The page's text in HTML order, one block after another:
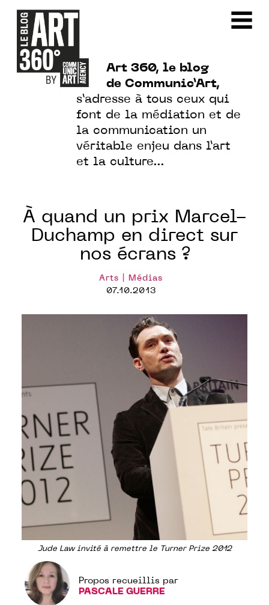
Art 360, le blog
de Communic’Art,
s’adresse à tous ceux qui
font de la médiation et de
la communication un
véritable enjeu dans l’art
et la culture…
À quand un prix Marcel-
Duchamp en direct sur
nos écrans ?
Arts | Médias
07.10.2013
Jude Law invité à remettre le Turner Prize 2012
Propos recueillis par
PASCALE GUERRE